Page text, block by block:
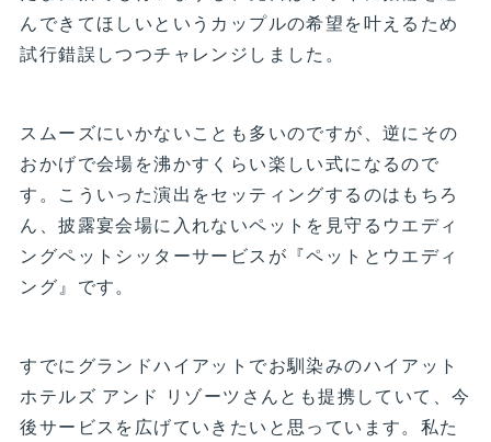
んできてほしいというカップルの希望を叶えるため
試行錯誤しつつチャレンジしました。
スムーズにいかないことも多いのですが、逆にその
おかげで会場を沸かすくらい楽しい式になるので
す。こういった演出をセッティングするのはもちろ
ん、披露宴会場に入れないペットを見守るウエディ
ングペットシッターサービスが『ペットとウエディ
ング』です。
すでにグランドハイアットでお馴染みのハイアット
ホテルズ アンド リゾーツさんとも提携していて、今
後サービスを広げていきたいと思っています。私た